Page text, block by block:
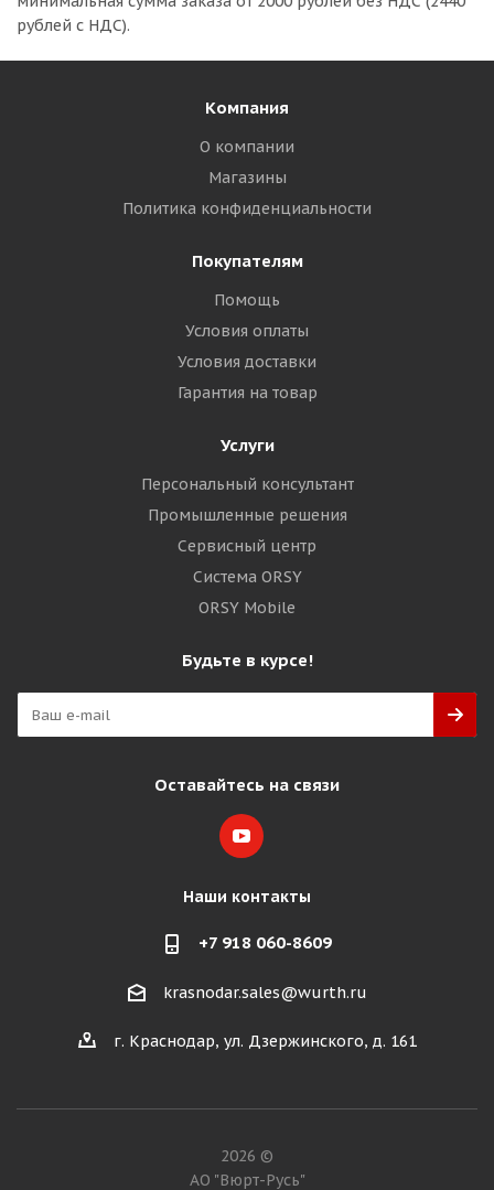
рублей с НДС).
Компания
О компании
Магазины
Политика конфиденциальности
Покупателям
Помощь
Условия оплаты
Условия доставки
Гарантия на товар
Услуги
Персональный консультант
Промышленные решения
Сервисный центр
Система ORSY
ORSY Mobile
Будьте в курсе!
Оставайтесь на связи
Наши контакты
+7 918 060-8609
krasnodar.sales@wurth.ru
г. Краснодар, ул. Дзержинского, д. 161
2026 ©
АО "Вюрт-Русь"